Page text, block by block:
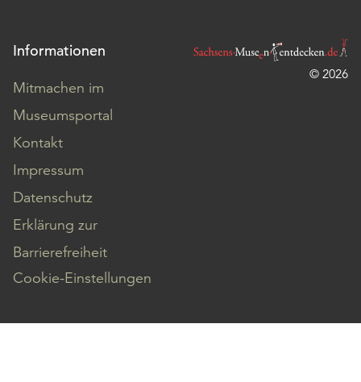
Informationen
Mitmachen im
Museumsportal
Kontakt
Impressum
Datenschutz
Erklärung zur
Barrierefreiheit
Cookie-Einstellungen
© 2026